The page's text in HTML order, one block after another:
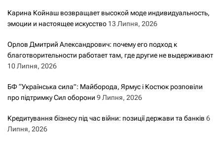
Карина Койнаш возвращает высокой моде индивидуальность,
эмоции и настоящее искусство 13 Липня, 2026
Орлов Дмитрий Александрович: почему его подход к
благотворительности работает там, где другие не выдерживают
10 Липня, 2026
БФ “Українська сила”: Майборода, Ярмус і Костюк розповіли
про підтримку Сил оборони 9 Липня, 2026
Кредитування бізнесу під час війни: позиції держави та банків 6
Липня, 2026